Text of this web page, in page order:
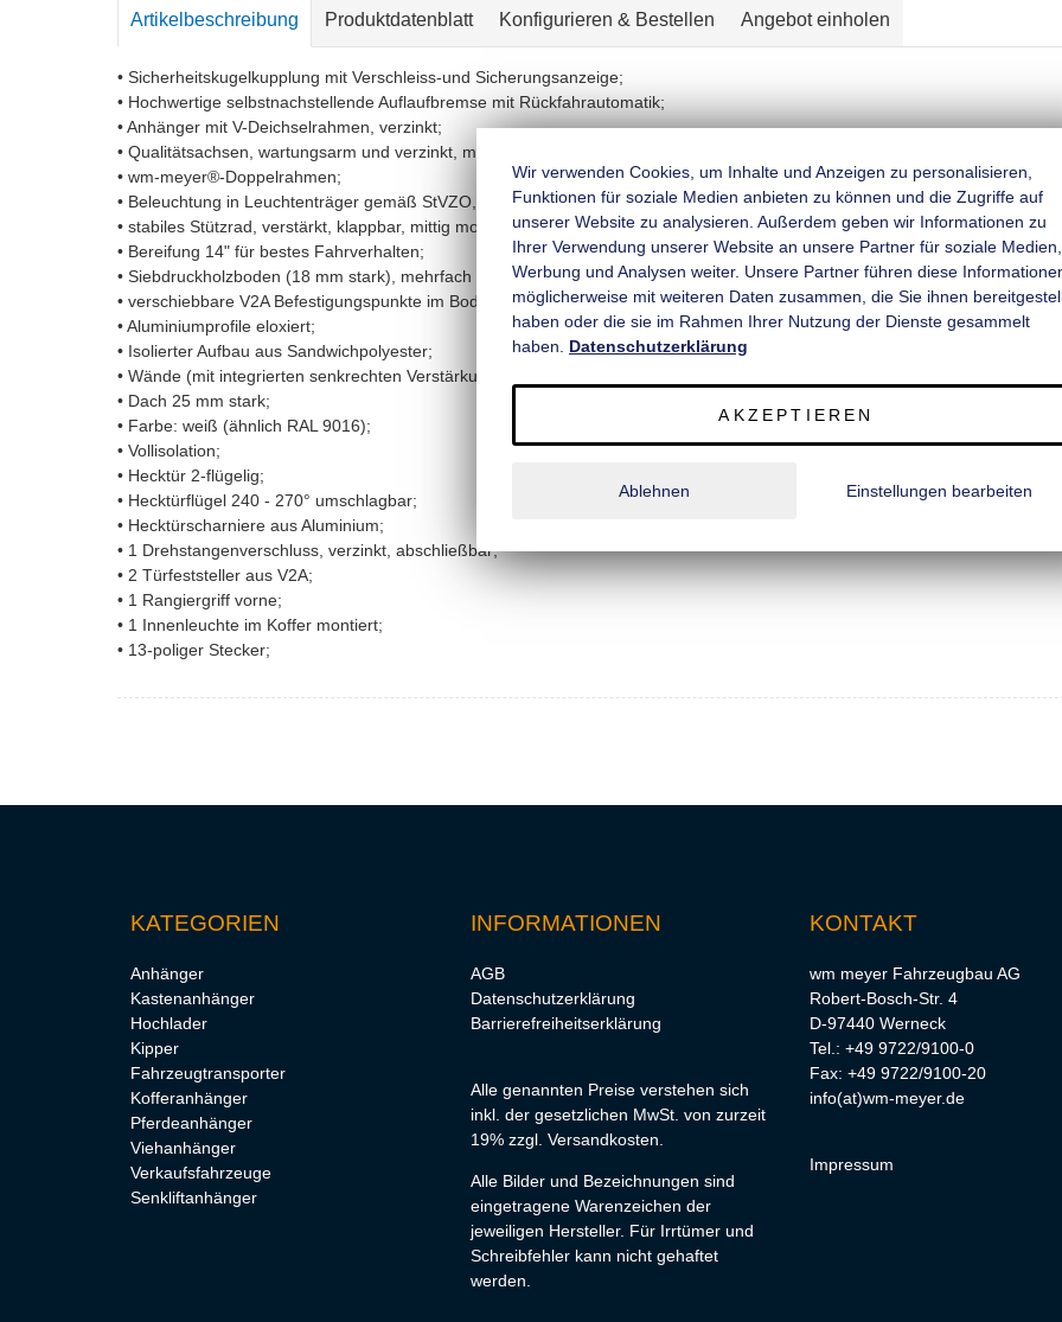
Artikelbeschreibung Produktdatenblatt Konfigurieren & Bestellen Angebot einholen
• Sicherheitskugelkupplung mit Verschleiss-und Sicherungsanzeige;
• Hochwertige selbstnachstellende Auflaufbremse mit Rückfahrautomatik;
• Anhänger mit V-Deichselrahmen, verzinkt;
• Qualitätsachsen, wartungsarm und verzinkt, mit Gummifederung für besseres Fahrverhalten;
• wm-meyer®-Doppelrahmen;
• Beleuchtung in Leuchtenträger gemäß StVZO, mit Nebelschlussleuchte und Rückfahrscheinwerfer;
• stabiles Stützrad, verstärkt, klappbar, mittig montiert;
• Bereifung 14" für bestes Fahrverhalten;
• Siebdruckholzboden (18 mm stark), mehrfach wasserfest beschichtet und rutschhemmend, Schnittkanten versiegelt;
• verschiebbare V2A Befestigungspunkte im Boden-Wand-Profil, recht und links je 2 Stück;
• Aluminiumprofile eloxiert;
• Isolierter Aufbau aus Sandwichpolyester;
• Wände (mit integrierten senkrechten Verstärkungen) und Türen 18 mm stark;
• Dach 25 mm stark;
• Farbe: weiß (ähnlich RAL 9016);
• Vollisolation;
• Hecktür 2-flügelig;
• Hecktürflügel 240 - 270° umschlagbar;
• Hecktürscharniere aus Aluminium;
• 1 Drehstangenverschluss, verzinkt, abschließbar;
• 2 Türfeststeller aus V2A;
• 1 Rangiergriff vorne;
• 1 Innenleuchte im Koffer montiert;
• 13-poliger Stecker;
KATEGORIEN
Anhänger
Kastenanhänger
Hochlader
Kipper
Fahrzeugtransporter
Kofferanhänger
Pferdeanhänger
Viehanhänger
Verkaufsfahrzeuge
Senkliftanhänger
INFORMATIONEN
AGB
Datenschutzerklärung
Barrierefreiheitserklärung
Alle genannten Preise verstehen sich
inkl. der gesetzlichen MwSt. von zurzeit
19% zzgl. Versandkosten
Alle Bilder und Bezeichnungen sind
eingetragene Warenzeichen der
jeweiligen Hersteller. Für Irrtümer und
Schreibfehler kann nicht gehaftet
werden.
KONTAKT
wm meyer Fahrzeugbau AG
Robert-Bosch-Str. 4
D-97440 Werneck
Tel.: +49 9722/9100-0
Fax: +49 9722/9100-20
info(at)wm-meyer.de
Impressum
Wir verwenden Cookies, um Inhalte und Anzeigen zu personalisieren,
Funktionen für soziale Medien anbieten zu können und die Zugriffe auf
unserer Website zu analysieren. Außerdem geben wir Informationen zu
Ihrer Verwendung unserer Website an unsere Partner für soziale Medien,
Werbung und Analysen weiter. Unsere Partner führen diese
möglicherweise mit weiteren Daten zusammen, die Sie ihnen
haben oder die sie im Rahmen Ihrer Nutzung der Dienste gesammelt
haben. Datenschutzerklärung
AKZEPTIEREN
Ablehnen Einstellungen bearbeiten